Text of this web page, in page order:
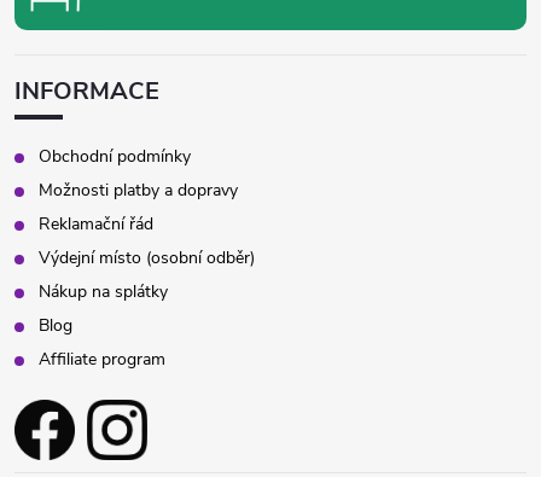
INFORMACE
Obchodní podmínky
Možnosti platby a dopravy
Reklamační řád
Výdejní místo (osobní odběr)
Nákup na splátky
Blog
Affiliate program